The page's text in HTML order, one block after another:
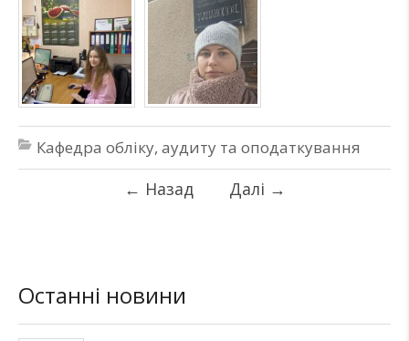
Кафедра обліку, аудиту та оподаткування
← Назад Далі →
Останні новини